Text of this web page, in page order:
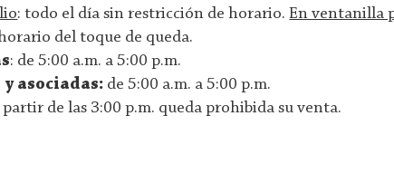
: todo el día sin restricción de horario.En ventanilla
del toque de queda.
: de 5:00 a.m. a 5:00 p.m.
asociadas: de 5:00 a.m. a 5:00 p.m.
partir de las 3:00 p.m. queda prohibida su venta.